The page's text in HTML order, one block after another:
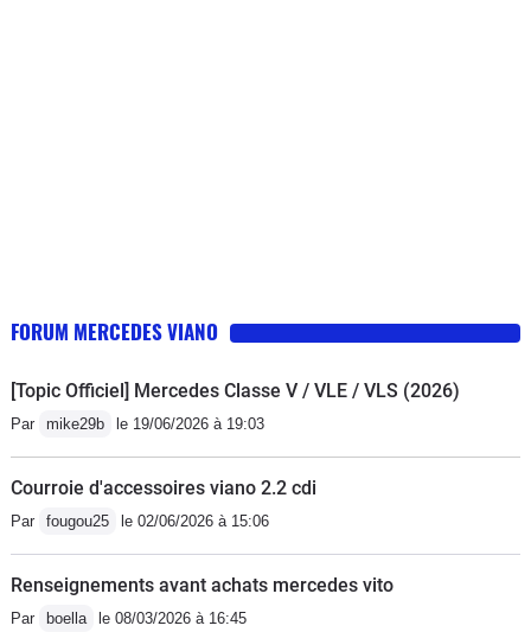
charge 30 % du prix du moteuret que
risque on change le radiateur qui
pourrait être une des causeson ne sait
mercedesquel mascaradede qui se
moque t'on?Demain nous aurons le
vrai devis pour un petit bruit environ
15000 euro déduction faite de l aide
mercedesle garage mercedes benz
FORUM MERCEDES VIANO
[Topic Officiel] Mercedes Classe V / VLE / VLS (2026)
Par mike29b le 19/06/2026 à 19:03
Courroie d'accessoires viano 2.2 cdi
Par fougou25 le 02/06/2026 à 15:06
Renseignements avant achats mercedes vito
Par boella le 08/03/2026 à 16:45